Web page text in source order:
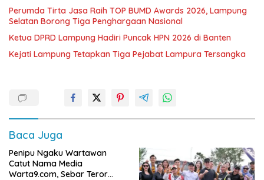
Perumda Tirta Jasa Raih TOP BUMD Awards 2026, Lampung
Selatan Borong Tiga Penghargaan Nasional
Ketua DPRD Lampung Hadiri Puncak HPN 2026 di Banten
Kejati Lampung Tetapkan Tiga Pejabat Lampura Tersangka
Baca Juga
Penipu Ngaku Wartawan
Catut Nama Media
Warta9.com, Sebar Teror